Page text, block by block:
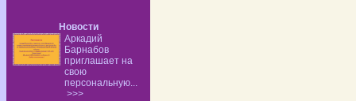
Новости
Аркадий
Барнабов
приглашает на
свою
персональную...
>>>